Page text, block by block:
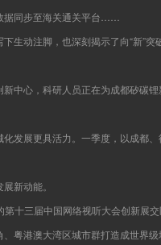
据同步至海关通关平台……
动注脚，也深刻揭示了向“新”突
心，科研人员正在为成都矽碳
展更具活力。一季度，以成都
新动能。
三届中国网络视听大会创新展交
港澳大湾区城市群打造成世界